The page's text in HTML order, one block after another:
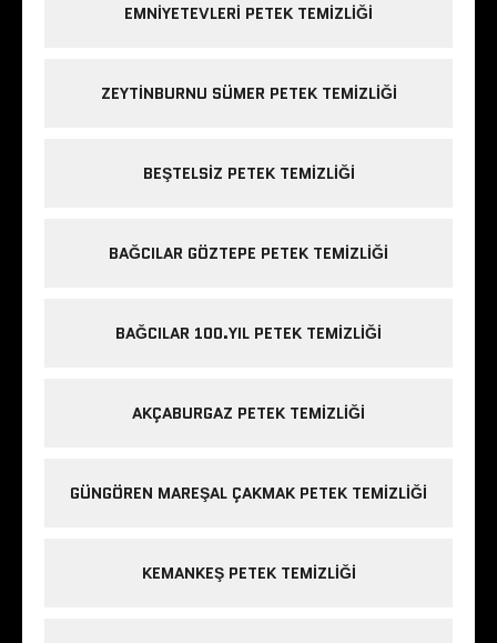
EMNIYETEVLERI PETEK TEMIZLIĞI
ZEYTINBURNU SÜMER PETEK TEMIZLIĞI
BEŞTELSIZ PETEK TEMIZLIĞI
BAĞCILAR GÖZTEPE PETEK TEMIZLIĞI
BAĞCILAR 100.YIL PETEK TEMIZLIĞI
AKÇABURGAZ PETEK TEMIZLIĞI
GÜNGÖREN MAREŞAL ÇAKMAK PETEK TEMIZLIĞI
KEMANKEŞ PETEK TEMIZLIĞI